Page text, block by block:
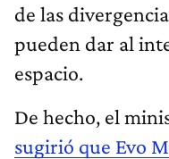
de las
pueden dar al
espacio.
De hecho, el
sugirió que Evo